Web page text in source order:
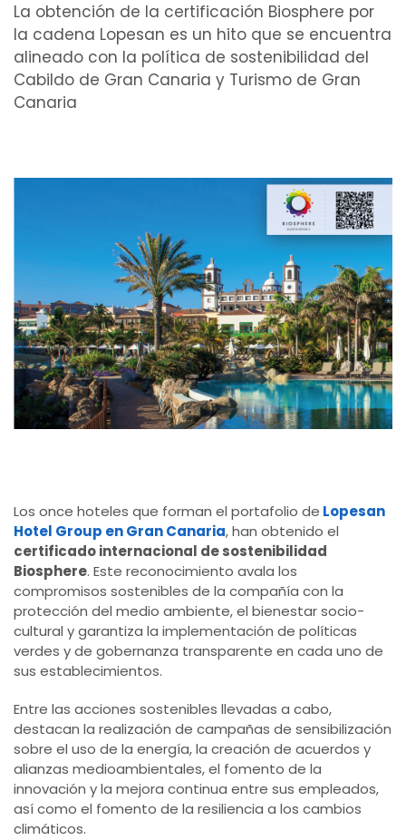
La obtención de la certificación Biosphere por
la cadena Lopesan es un hito que se encuentra
alineado con la política de sostenibilidad del
Cabildo de Gran Canaria y Turismo de Gran
Canaria
Los once hoteles que forman el portafolio de Lopesan
Hotel Group en Gran Canaria, han obtenido el
certificado internacional de sostenibilidad
Biosphere. Este reconocimiento avala los
compromisos sostenibles de la compañía con la
protección del medio ambiente, el bienestar socio-
cultural y garantiza la implementación de políticas
verdes y de gobernanza transparente en cada uno de
sus establecimientos.
Entre las acciones sostenibles llevadas a cabo,
destacan la realización de campañas de sensibilización
sobre el uso de la energía, la creación de acuerdos y
alianzas medioambientales, el fomento de la
innovación y la mejora continua entre sus empleados,
así como el fomento de la resiliencia a los cambios
climáticos.